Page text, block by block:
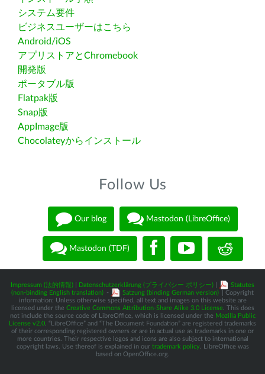
システム要件
ビジネスユーザーはこちら
Android/iOS
アプリストアとChromebook
開発版
ポータブル版
Flatpak版
Snap版
AppImage版
Chocolateyからインストール
Follow Us
Our blog Mastodon (LibreOffice)
Mastodon (TDF)
Impressum (法的情報) Datenschutzerklärung (プライバシー ポリシー)
Statutes
(non-binding English translation) - Satzung (binding German version)
| Copyright
information: Unless otherwise specified, all text and images on this website are
licensed under the Creative Commons Attribution-Share Alike 3.0 License. This does
not include the source code of LibreOffice, which is licensed under the Mozilla Public
License v2.0 . “LibreOffice” and “The Document Foundation” are registered trademarks
of their corresponding registered owners or are in actual use as trademarks in one or
more countries. Their respective logos and icons are also subject to international
copyright laws. Use thereof is explained in our trademark policy. LibreOffice was
based on OpenOffice.org.